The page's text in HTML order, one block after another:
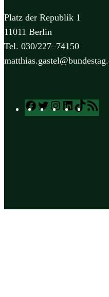
Platz der Republik 1
11011 Berlin
Tel. 030/227–74150
Facebook
TwitterInstagram
LinkedIn
TikTok